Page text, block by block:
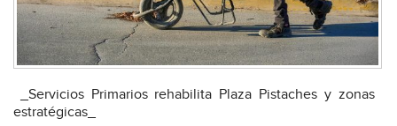
_Servicios Primarios rehabilita Plaza Pistaches y zonas
estratégicas_